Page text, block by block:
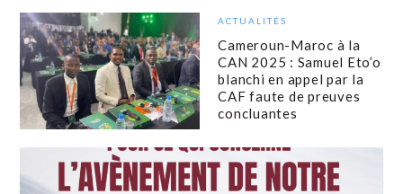
ACTUALITÉS
Cameroun-Maroc à la
CAN 2025 : Samuel Eto’o
blanchi en appel par la
CAF faute de preuves
concluantes